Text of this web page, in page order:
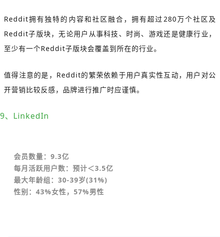
Reddit拥有独特的内容和社区融合，拥有超过280万个社区及
Reddit子版块，无论用户从事科技、时尚、游戏还是健康行业，
至少有一个Reddit子版块会覆盖到所在的行业。
值得注意的是，Reddit的繁荣依赖于用户真实性互动，用户对公
开营销比较反感，品牌进行推广时应谨慎。
9、LinkedIn
会员数量：9.3亿
每月活跃用户数：预计＜3.5亿
最大年龄组：30-39岁(31%)
性别：43%女性，57%男性